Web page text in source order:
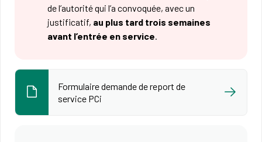
de l’autorité qui l’a convoquée, avec un
justificatif, au plus tard trois semaines
avant l’entrée en service.
Formulaire demande de report de
service PCi